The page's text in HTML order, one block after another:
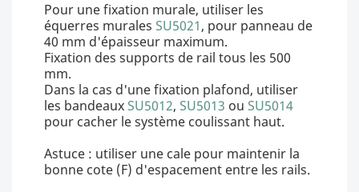
Pour une fixation murale, utiliser les
équerres murales SU5021, pour panneau de
40 mm d'épaisseur maximum.
Fixation des supports de rail tous les 500
mm.
Dans la cas d'une fixation plafond, utiliser
les bandeauxSU5012, SU5013 ou SU5014
pour cacher le système coulissant haut.
Astuce : utiliser une cale pour maintenir la
bonne cote (F) d'espacement entre les rails.